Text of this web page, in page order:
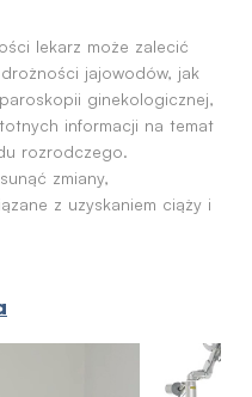
lekarz może zalecić
jajowodów, jak
ginekologicznej,
informacji na temat
rozrodczego.
zmiany,
z uzyskaniem ciąży i